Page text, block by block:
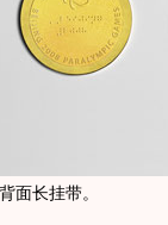
长挂带。